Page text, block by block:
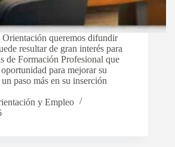
queremos difundir
resultar de gran interés para
de Formación Profesional que
para mejorar su
paso más en su inserción
y Empleo